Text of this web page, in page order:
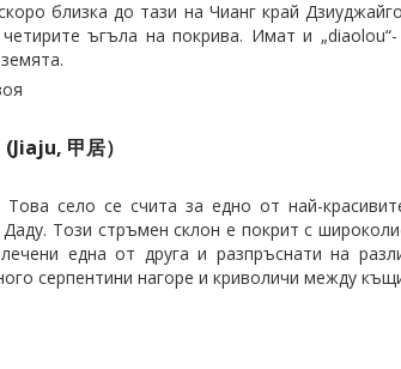
близка до тази на Чианг край
ъгъла на покрива. Имат и
甲居）
село се счита за едно от най-
Този стръмен склон е покрит с
една от друга и разпръснати на
серпентини нагоре и криволичи между